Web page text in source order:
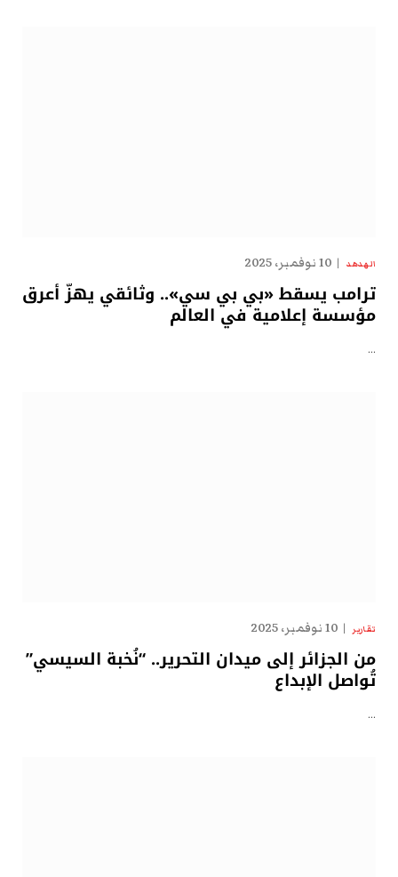
الهدهد 10 نوفمبر، 2025
ترامب يسقط «بي بي سي».. وثائقي يهزّ أعرق
مؤسسة إعلامية في العالم
…
تقارير 10 نوفمبر، 2025
من الجزائر إلى ميدان التحرير.. “نُخبة السيسي”
تُواصل الإبداع
…